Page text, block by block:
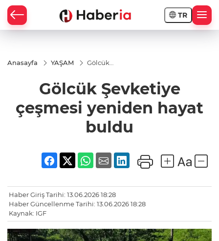
TR
Anasayfa YAŞAM
Gölcük
yeniden
hayat
Gölcük Şevketiye
çeşmesi yeniden hayat
buldu
Haber Giriş Tarihi: 13.06.2026 18:28
Haber Güncellenme Tarihi: 13.06.2026 18:28
Kaynak: IGF